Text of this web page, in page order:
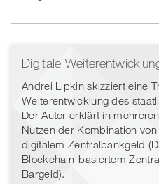
Digitale
Andrei Lipkin skizziert eine
Weiterentwicklung des
Der Autor erklärt in
Nutzen der Kombination
digitalem Zentralbankgeld
Blockchain-basiertem
Bargeld).